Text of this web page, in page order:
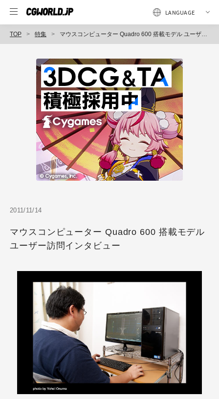
TOP 特集 マウスコンピューター Quadro 600 搭載モデル ユーザー訪問インタビュー
2011/11/14
マウスコンピューター Quadro 600 搭載モデル
ユーザー訪問インタビュー